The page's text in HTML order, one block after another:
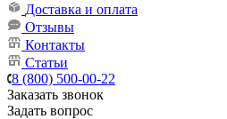
Доставка и оплата
Отзывы
Контакты
Статьи
8 (800) 500-00-22
Заказать звонок
Задать вопрос